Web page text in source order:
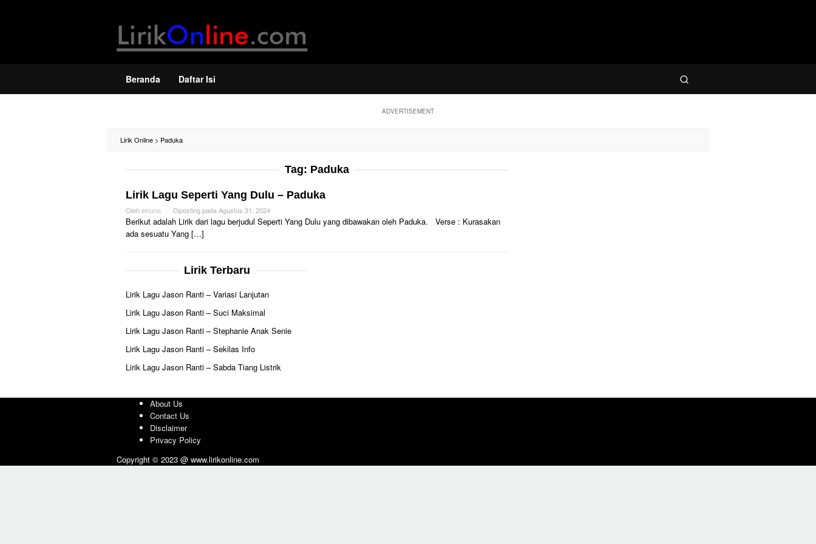
Beranda Daftar Isi
ADVERTISEMENT
Lirik Online > Paduka
Tag: Paduka
Lirik Lagu Seperti Yang Dulu – Paduka
Olehelnuno Diposting pada Agustus 31, 2024
Berikut adalah Lirik dari lagu berjudul Seperti Yang Dulu yang dibawakan oleh Paduka. Verse : Kurasakan
ada sesuatu Yang […]
Lirik Terbaru
Lirik Lagu Jason Ranti – Variasi Lanjutan
Lirik Lagu Jason Ranti – Suci Maksimal
Lirik Lagu Jason Ranti – Stephanie Anak Senie
Lirik Lagu Jason Ranti – Sekilas Info
Lirik Lagu Jason Ranti – Sabda Tiang Listrik
About Us
Contact Us
Disclaimer
Privacy Policy
Copyright © 2023 @ www.lirikonline.com